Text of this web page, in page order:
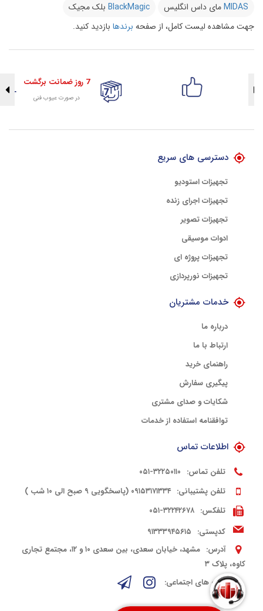
MIDASمای داس انگلیس BlackMagic بلک مجیک
جهت مشاهده لیست کامل، از صفحه برندها بازدید کنید.
7 روز ضمانت برگشت
در صورت عیوب فنی
دسترسی های سریع
تجهیزات استودیو
تجهیزات اجرای زنده
تجهیزات تصویر
ادوات موسیقی
تجهیزات پروژه ای
تجهیزات نورپردازی
خدمات مشتریان
درباره ما
ارتباط با ما
راهنمای خرید
پیگیری سفارش
شکایات و صدای مشتری
توافقنامه استفاده از خدمات
اطلاعات تماس
تلفن تماس: ۳۲۲۵۰۱۱۰-۰۵۱
تلفن پشتیبانی: ۰۹۱۵۳۱۷۱۳۳۴ (پاسخگویی ۹ صبح الی ۱۰ شب )
تلفکس: ۳۲۲۴۲۶۷۸-۰۵۱
کدپستی: ۹۱۳۳۳۹۴۵۶۱۵
آدرس:
مشهد، خیابان سعدی، بین سعدی ۱۰ و ۱۲، مجتمع تجاری
کاوه، پلاک ۳
شبکه های اجتماعی: